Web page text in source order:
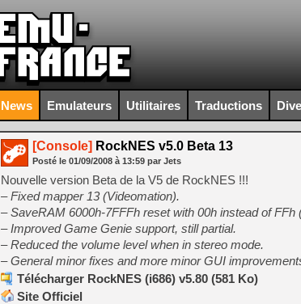
News Emulateurs Utilitaires Traductions
[Console] RockNES v5.0 Beta 13
Posté le 01/09/2008 à 13:59 par Jets
Nouvelle version Beta de la V5 de RockNES !!!
– Fixed mapper 13 (Videomation).
– SaveRAM 6000h-7FFFh reset with 00h instead of FFh
– Improved Game Genie support, still partial.
– Reduced the volume level when in stereo mode.
– General minor fixes and more minor GUI
Télécharger RockNES (i686) v5.80 (581 Ko)
Site Officiel